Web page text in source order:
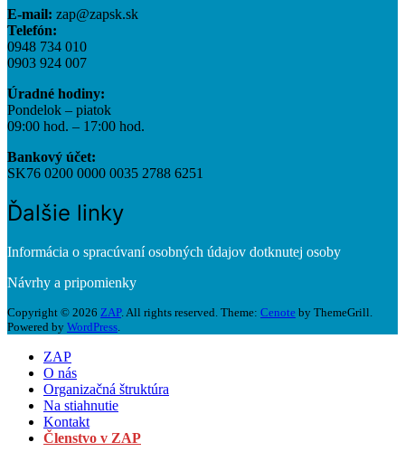
E-mail: zap@zapsk.sk
Telefón:
0948 734 010
0903 924 007
Úradné hodiny:
Pondelok – piatok
09:00 hod. – 17:00 hod.
Bankový účet:
SK76 0200 0000 0035 2788 6251
Ďalšie linky
Informácia o spracúvaní osobných údajov dotknutej osoby
Návrhy a pripomienky
Copyright © 2026 ZAP. All rights reserved. Theme: Cenote by ThemeGrill.
Powered by WordPress
ZAP
O nás
Organizačná štruktúra
Na stiahnutie
Kontakt
Členstvo v ZAP